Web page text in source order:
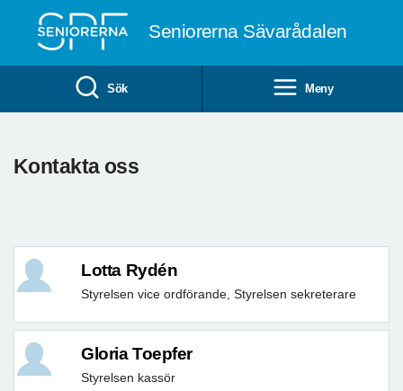
Seniorerna Sävarådalen
Sök Meny
Kontakta oss
Lotta Rydén
Styrelsen vice ordförande, Styrelsen sekreterare
Gloria Toepfer
Styrelsen kassör